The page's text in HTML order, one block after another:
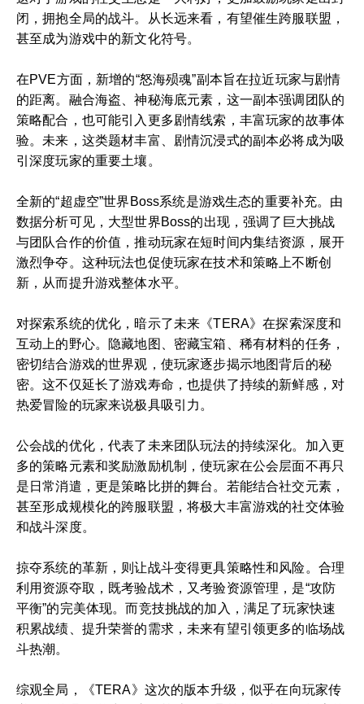
闭，拥抱全局的战斗。从长远来看，有望催生跨服联盟，
甚至成为游戏中的新文化符号。
在PVE方面，新增的“怒海殒魂”副本旨在拉近玩家与剧情
的距离。融合海盗、神秘海底元素，这一副本强调团队的
策略配合，也可能引入更多剧情线索，丰富玩家的故事体
验。未来，这类题材丰富、剧情沉浸式的副本必将成为吸
引深度玩家的重要土壤。
全新的“超虚空”世界Boss系统是游戏生态的重要补充。由
数据分析可见，大型世界Boss的出现，强调了巨大挑战
与团队合作的价值，推动玩家在短时间内集结资源，展开
激烈争夺。这种玩法也促使玩家在技术和策略上不断创
新，从而提升游戏整体水平。
对探索系统的优化，暗示了未来《TERA》在探索深度和
互动上的野心。隐藏地图、密藏宝箱、稀有材料的任务，
密切结合游戏的世界观，使玩家逐步揭示地图背后的秘
密。这不仅延长了游戏寿命，也提供了持续的新鲜感，对
热爱冒险的玩家来说极具吸引力。
公会战的优化，代表了未来团队玩法的持续深化。加入更
多的策略元素和奖励激励机制，使玩家在公会层面不再只
是日常消遣，更是策略比拼的舞台。若能结合社交元素，
甚至形成规模化的跨服联盟，将极大丰富游戏的社交体验
和战斗深度。
掠夺系统的革新，则让战斗变得更具策略性和风险。合理
利用资源夺取，既考验战术，又考验资源管理，是“攻防
平衡”的完美体现。而竞技挑战的加入，满足了玩家快速
积累战绩、提升荣誉的需求，未来有望引领更多的临场战
斗热潮。
综观全局，《TERA》这次的版本升级，似乎在向玩家传